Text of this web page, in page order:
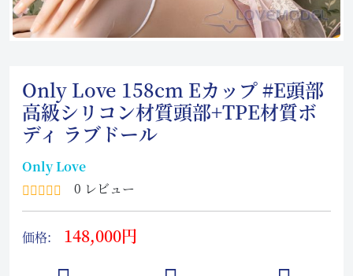
Only Love 158cm Eカップ #E頭部
高級シリコン材質頭部+TPE材質ボ
ディ ラブドール
Only Love
0 レビュー
価格: 148,000円